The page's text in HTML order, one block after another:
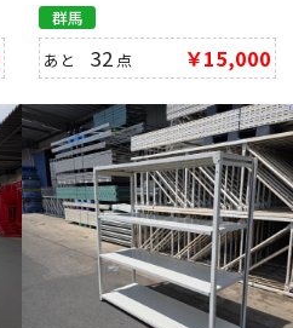
群馬
あと32 点 ￥15,000